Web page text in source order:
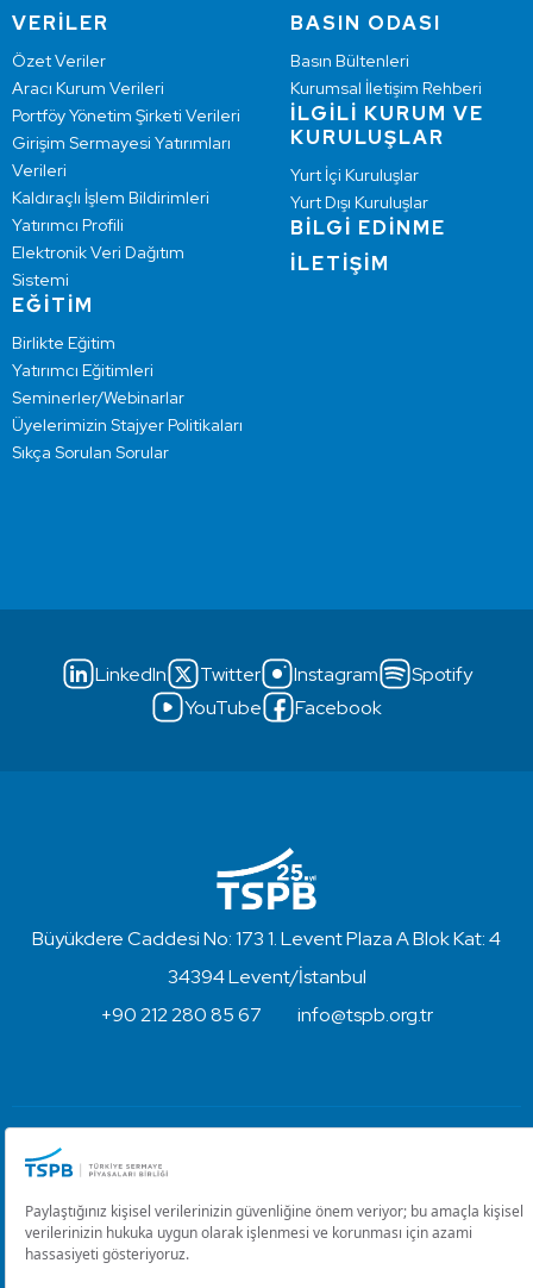
VERİLER
Özet Veriler
Aracı Kurum Verileri
Portföy Yönetim Şirketi Verileri
Girişim Sermayesi Yatırımları
Verileri
Kaldıraçlı İşlem Bildirimleri
Yatırımcı Profili
Elektronik Veri Dağıtım
Sistemi
EĞİTİM
Birlikte Eğitim
Yatırımcı Eğitimleri
Seminerler/Webinarlar
Üyelerimizin Stajyer Politikaları
Sıkça Sorulan Sorular
BASIN ODASI
Basın Bültenleri
Kurumsal İletişim Rehberi
İLGİLİ KURUM VE
KURULUŞLAR
Yurt İçi Kuruluşlar
Yurt Dışı Kuruluşlar
BİLGİ EDİNME
İLETİŞİM
LinkedIn Twitter Instagram
Spotify
YouTube
Facebook
Büyükdere Caddesi No: 173 1. Levent Plaza A Blok Kat: 4
34394 Levent/İstanbul
+90 212 280 85 67
info@tspb.org.tr
Kullanım Koşulları ve Gizlilik
Çerez Ayarlarını Düzenle